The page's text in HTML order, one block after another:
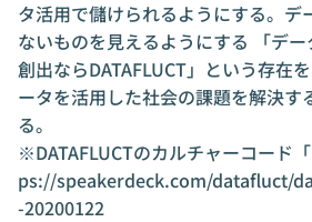
タ活用で儲けられるようにする。デ
ないものを見えるようにする 「デ
創出ならDATAFLUCT」という存在
ータを活用した社会の課題を解決す
る。
※DATAFLUCTのカルチャーコード
ps://speakerdeck.com/datafluct/
-20200122